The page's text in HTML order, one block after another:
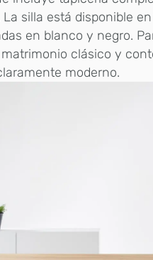
silla está disponible
en blanco y negro.
clásico y
moderno.